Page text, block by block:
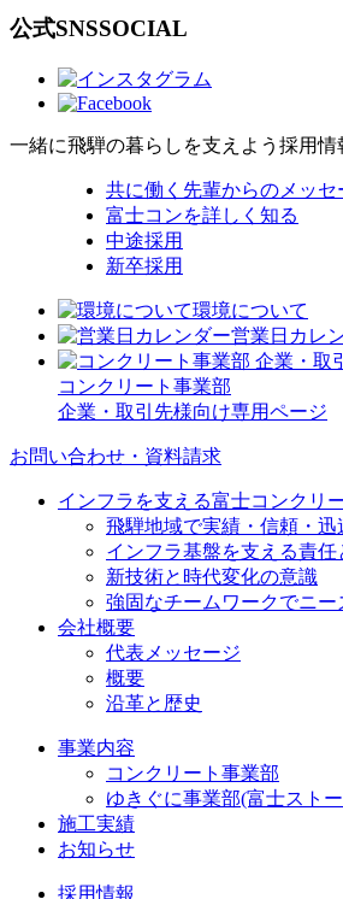
公式SNSSOCIAL
一緒に飛騨の暮らしを支えよう 採用情
共に働く先輩からのメッセ
富士コンを詳しく知る
中途採用
新卒採用
環境について
営業日カレ
コンクリート事業部
企業・取引先様向け専用ページ
お問い合わせ・資料請求
インフラを支える富士コンクリ
飛騨地域で実績・信頼・迅
インフラ基盤を支える責任
新技術と時代変化の意識
強固なチームワークでニー
会社概要
代表メッセージ
概要
沿革と歴史
事業内容
コンクリート事業部
ゆきぐに事業部(富士スト
施工実績
お知らせ
採用情報